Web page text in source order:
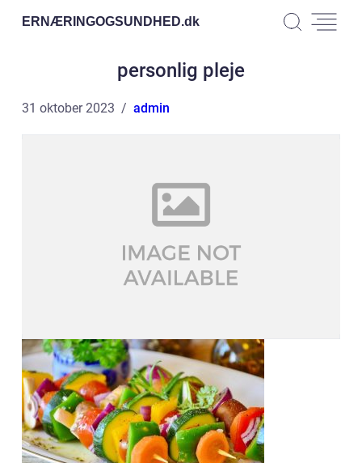
ERNÆRINGOGSUNDHED.dk
personlig pleje
31 oktober 2023 admin